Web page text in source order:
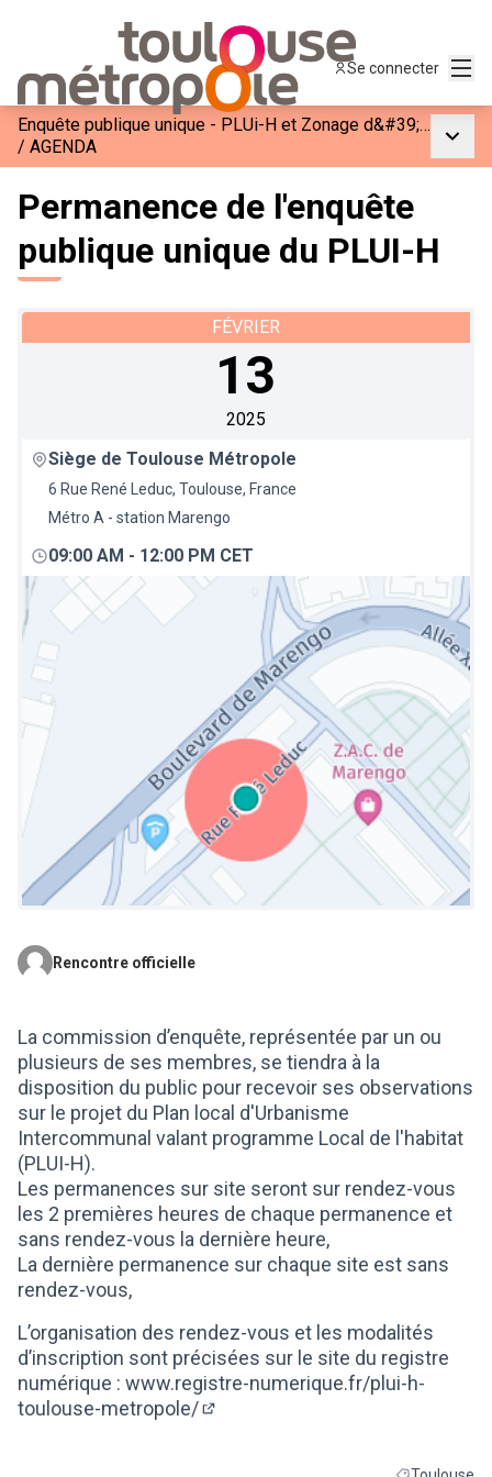
Se connecter
Enquête publique unique - PLUi-H et Zonage d&#39;Assainissement de Toulouse Métropole
/ AGENDA
Permanence de l'enquête
publique unique du PLUI-H
FÉVRIER
13
2025
Siège de Toulouse Métropole
6 Rue René Leduc, Toulouse, France
Métro A - station Marengo
09:00 AM - 12:00 PM CET
(Lien externe)
Rencontre officielle
La commission d’enquête, représentée par un ou
plusieurs de ses membres, se tiendra à la
disposition du public pour recevoir ses observations
sur le projet du Plan local d'Urbanisme
Intercommunal valant programme Local de l'habitat
(PLUI-H).
Les permanences sur site seront sur rendez-vous
les 2 premières heures de chaque permanence et
sans rendez-vous la dernière heure,
La dernière permanence sur chaque site est sans
rendez-vous,
L’organisation des rendez-vous et les modalités
d’inscription sont précisées sur le site du registre
numérique : www.registre-numerique.fr/plui-h-
toulouse-metropole/